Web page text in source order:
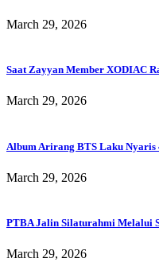
March 29, 2026
Saat Zayyan Member XODIAC
March 29, 2026
Album Arirang BTS Laku Nyaris
March 29, 2026
PTBA Jalin Silaturahmi Melalui
March 29, 2026